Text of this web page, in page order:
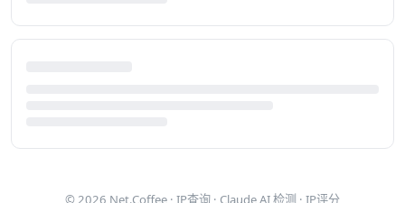
© 2026 Net.Coffee · IP查询 · Claude AI 检测 · IP评分